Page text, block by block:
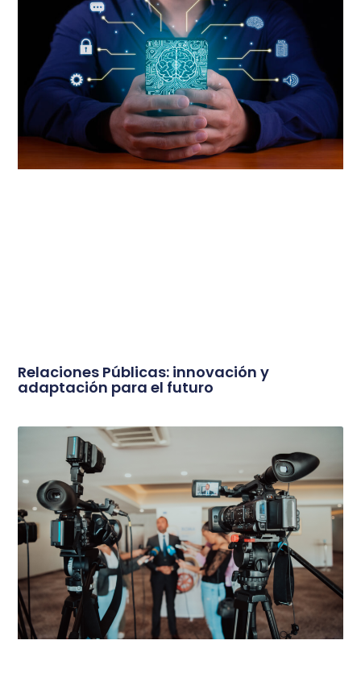
Relaciones Públicas: innovación y
adaptación para el futuro